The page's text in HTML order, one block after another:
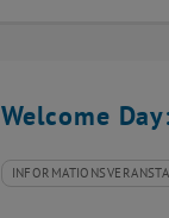
Welcome
Veranstaltungstyp:
Veranstaltungsort: